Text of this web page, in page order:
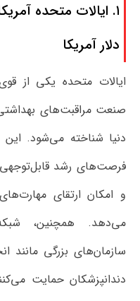
دلار آمریکا
ایالات متحده یکی از
صنعت مراقبت‌های
دنیا شناخته می‌شود. این
فرصت‌های رشد قابل‌توجهی
و امکان ارتقای
می‌دهد. همچنین،
دندانپزشکان حمایت